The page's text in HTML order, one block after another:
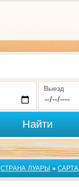
Выезд
Найти
СТРАНА ЛУАРЫ » САРТА